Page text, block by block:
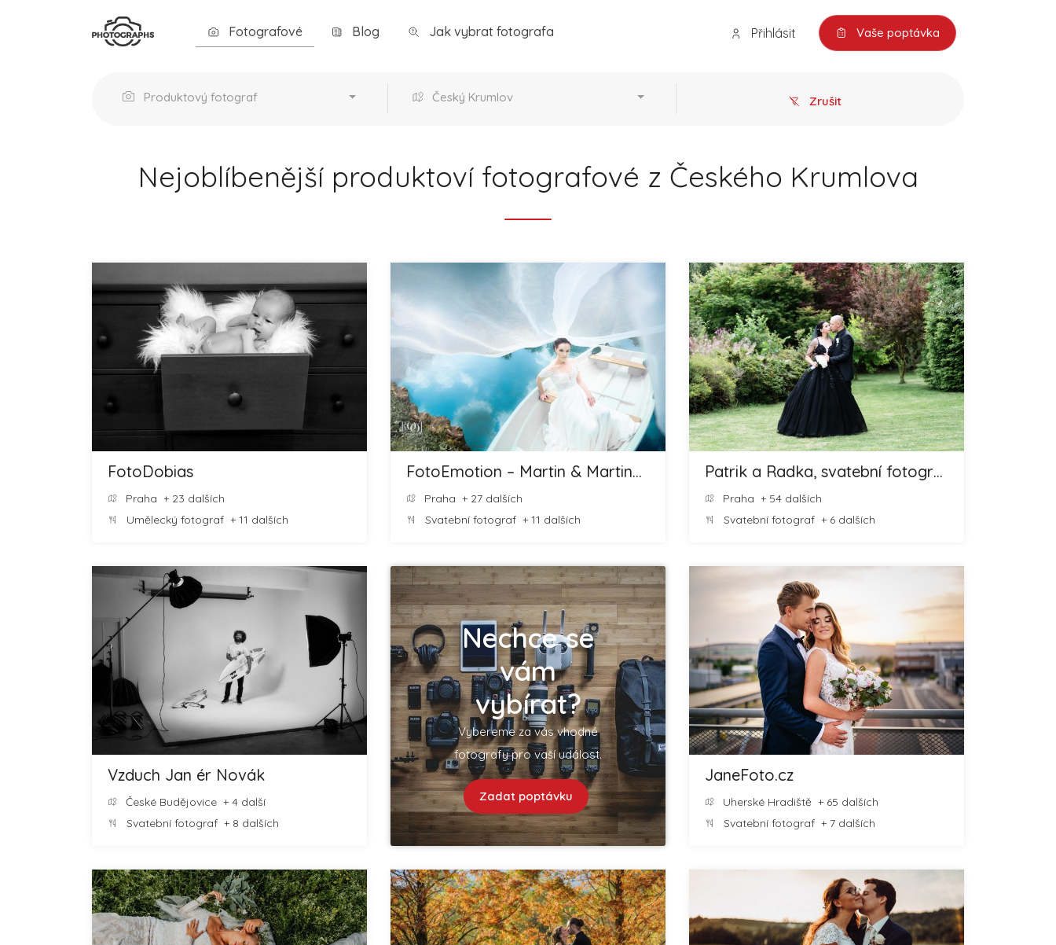
Fotografové Blog Jak vybrat fotografa Přihlásit Vaše poptávka
Produktový fotograf Český Krumlov Zrušit
Nejoblíbenější produktoví fotografové z Českého Krumlova
FotoDobias
Praha + 23 dalších
Umělecký fotograf + 11 dalších
FotoEmotion – Martin & Martina ROOT
Praha + 27 dalších
Svatební fotograf + 11 dalších
Patrik a Radka, svatební fotografové
Praha + 54 dalších
Svatební fotograf + 6 dalších
Vzduch Jan ér Novák
České Budějovice + 4 další
Svatební fotograf + 8 dalších
Nechce se
vám
vybírat?
Vybereme za vás vhodné
fotografy pro vaší událost.
Zadat poptávku
JaneFoto.cz
Uherské Hradiště + 65 dalších
Svatební fotograf + 7 dalších